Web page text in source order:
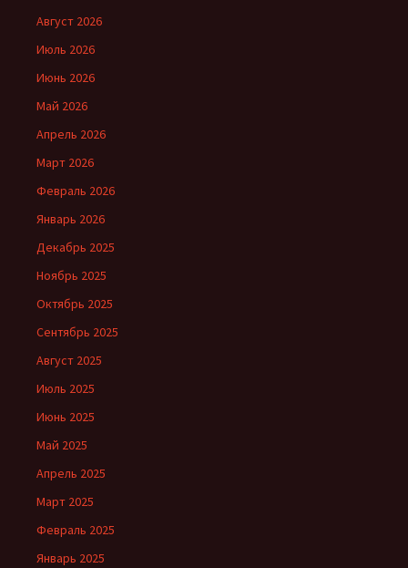
Август 2026
Июль 2026
Июнь 2026
Май 2026
Апрель 2026
Март 2026
Февраль 2026
Январь 2026
Декабрь 2025
Ноябрь 2025
Октябрь 2025
Сентябрь 2025
Август 2025
Июль 2025
Июнь 2025
Май 2025
Апрель 2025
Март 2025
Февраль 2025
Январь 2025